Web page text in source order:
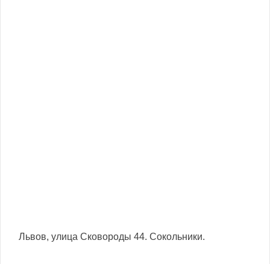
Львов, улица Сковороды 44. Сокольники.